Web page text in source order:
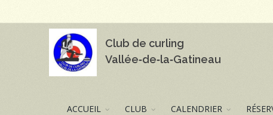
Club de curling
Vallée‑de‑la‑Gatineau
ACCUEIL CLUB CALENDRIER